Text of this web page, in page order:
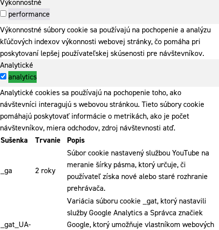
performance
Výkonnostné súbory cookie sa používajú na pochopenie a analýzu
kľúčových indexov výkonnosti webovej stránky, čo pomáha pri
poskytovaní lepšej používateľskej skúsenosti pre návštevníkov.
Analytické
analytics
Analytické cookies sa používajú na pochopenie toho, ako
návštevníci interagujú s webovou stránkou. Tieto súbory cookie
pomáhajú poskytovať informácie o metrikách, ako je počet
návštevníkov, miera odchodov, zdroj návštevnosti atď.
Sušenka
Trvanie Popis
_ga 2 roky
Súbor cookie nastavený službou YouTube na
meranie šírky pásma, ktorý určuje, či
používateľ získa nové alebo staré rozhranie
prehrávača.
_gat_UA-
Variácia súboru cookie _gat, ktorý nastavili
služby Google Analytics a Správca značiek
Google, ktorý umožňuje vlastníkom webových